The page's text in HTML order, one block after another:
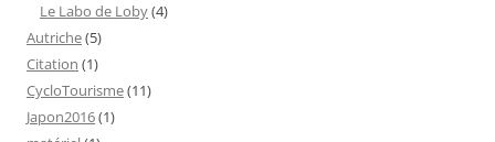
Le Labo de Loby(4)
Autriche(5)
Citation (1)
CycloTourisme(11)
Japon2016(1)